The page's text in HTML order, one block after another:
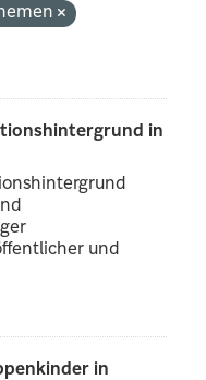
in
und
in